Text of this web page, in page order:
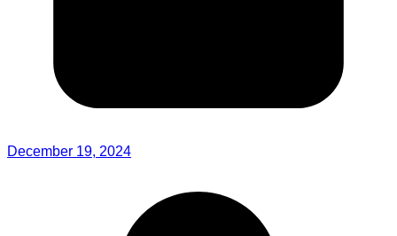
December 19, 2024